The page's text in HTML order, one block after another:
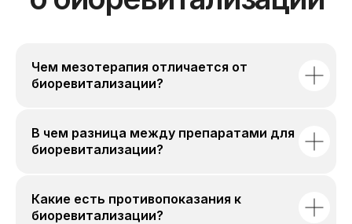
Чем мезотерапия отличается от
биоревитализации?
В чем разница между препаратами для
биоревитализации?
Какие есть противопоказания к
биоревитализации?